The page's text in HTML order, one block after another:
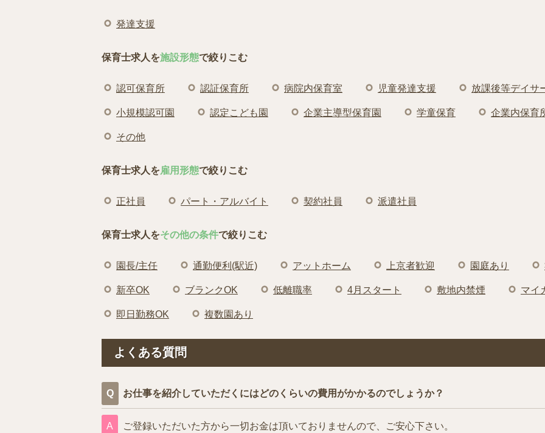
発達支援
保育士求人を施設形態で絞りこむ
認可保育所 認証保育所 病院内保育室 児童発達支援 放課後等デイサ
小規模認可園 認定こども園 企業主導型保育園 学童保育 企業内保育
その他
保育士求人を雇用形態で絞りこむ
正社員 パート・アルバイト 契約社員 派遣社員
保育士求人をその他の条件で絞りこむ
園長/主任 通勤便利(駅近) アットホーム 上京者歓迎 園庭あり
新卒OK ブランクOK 低離職率 4月スタート 敷地内禁煙 マイ
即日勤務OK 複数園あり
よくある質問
お仕事を紹介していただくにはどのくらいの費用がかかるのでしょうか？
ご登録いただいた方から一切お金は頂いておりませんので、ご安心下さい。